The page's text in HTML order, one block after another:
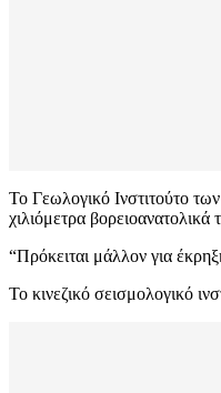
Το Γεωλογικό Ινστιτούτο
χιλιόμετρα
“Πρόκειται μάλλον για
Το κινεζικό σεισμολογικό